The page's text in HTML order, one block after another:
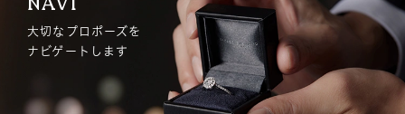
大切なプロポーズを
ナビゲートします